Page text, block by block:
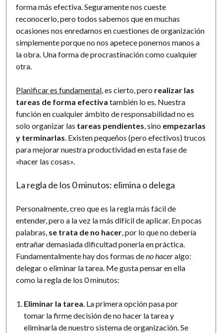
forma más efectiva. Seguramente nos cueste
reconocerlo, pero todos sabemos que en muchas
ocasiones nos enredamos en cuestiones de organización
simplemente porque no nos apetece ponernos manos a
la obra. Una forma de procrastinación como cualquier
otra.
Planificar es fundamental , es cierto, pero realizar las
tareas de forma efectiva también lo es. Nuestra
función en cualquier ámbito de responsabilidad no es
solo organizar las tareas pendientes , sino empezarlas
y terminarlas . Existen pequeños (pero efectivos) trucos
para mejorar nuestra productividad en esta fase de
«hacer las cosas».
La regla de los 0 minutos: elimina o delega
Personalmente, creo que es la regla más fácil de
entender, pero a la vez la más difícil de aplicar. En pocas
palabras, se trata de no hacer , por lo que no debería
entrañar demasiada dificultad ponerla en práctica.
Fundamentalmente hay dos formas deno haceralgo:
delegar o eliminar la tarea. Me gusta pensar en ella
como la regla de los 0 minutos:
Eliminar la tarea . La primera opción pasa por
tomar la firme decisión de no hacer la tarea y
eliminarla de nuestro sistema de organización. Se